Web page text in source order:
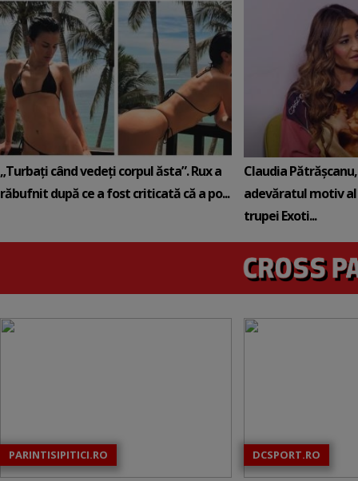
„Turbați când vedeți corpul ăsta”. Rux a
răbufnit după ce a fost criticată că a po...
Claudia
adevăratul motiv
trupei Exoti...
PARINTISIPITICI.RO DCSPORT.RO